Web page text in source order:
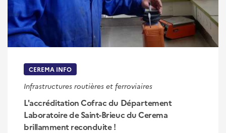
CEREMA INFO
Infrastructures routières et ferroviaires
L'accréditation Cofrac du Département
Laboratoire de Saint-Brieuc du Cerema
brillamment reconduite !